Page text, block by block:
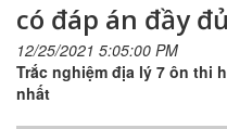
có đáp án đầy
12/25/2021 5:05:00 PM
Trắc nghiệm địa lý 7 ôn thi
nhất